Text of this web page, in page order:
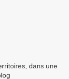
dans une